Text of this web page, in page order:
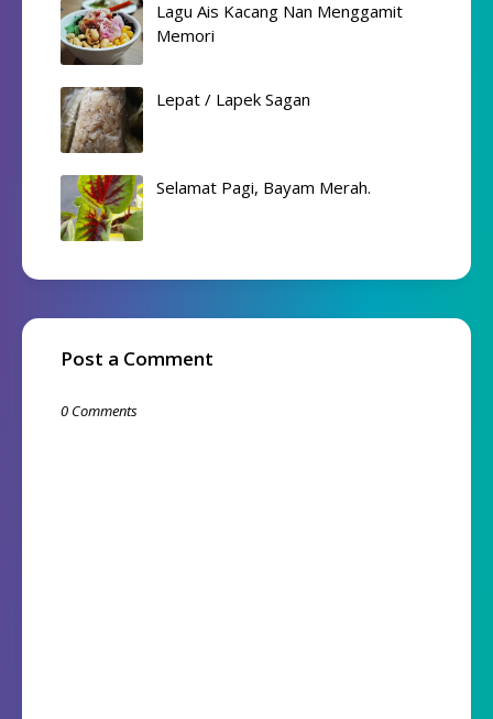
Lagu Ais Kacang Nan Menggamit
Memori
Lepat / Lapek Sagan
Selamat Pagi, Bayam Merah.
Post a Comment
0 Comments